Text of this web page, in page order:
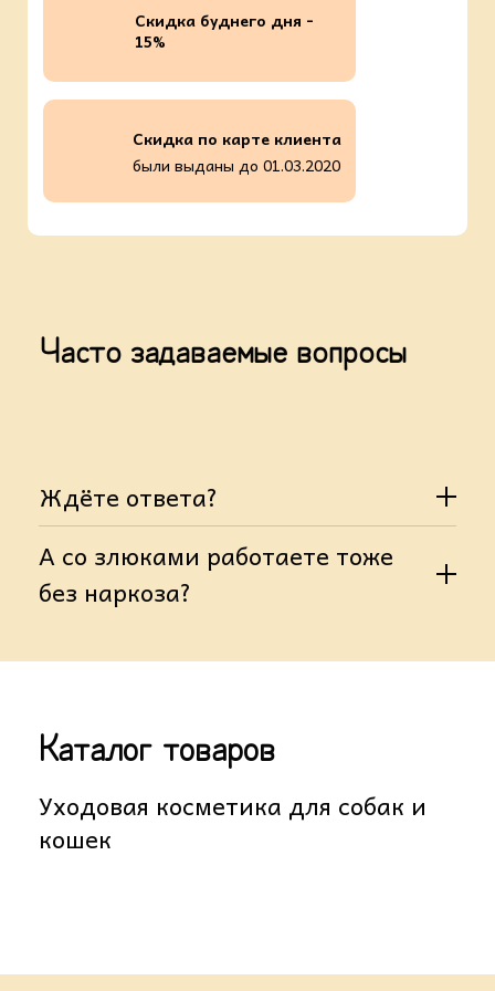
Скидка по карте клиента
были выданы до 01.03.2020
Скидка буднего дня -
15%
Часто задаваемые вопросы
Ждёте ответа?
А со злюками работаете тоже
без наркоза?
Каталог товаров
Уходовая косметика для собак и
кошек